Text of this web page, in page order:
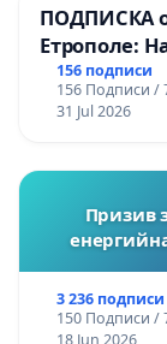
ПОДПИСКА
Етрополе:
“Елаците-
изпълнят
156 подписи
156 Подписи /
31 Jul 2026
Призив
3 236 подписи
150 Подписи /
18 Jun 2026